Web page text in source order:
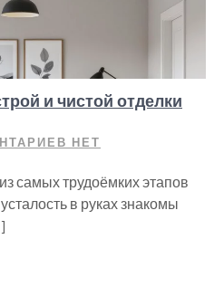
и чистой отделки
НЕТ
самых трудоёмких этапов
в руках знакомы